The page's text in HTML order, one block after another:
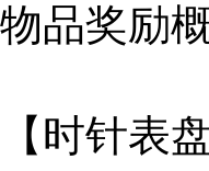
物品奖励
【时针表